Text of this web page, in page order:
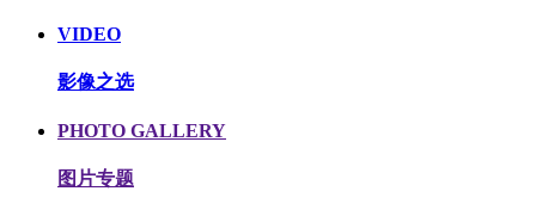
VIDEO
影像之选
PHOTO GALLERY
图片专题